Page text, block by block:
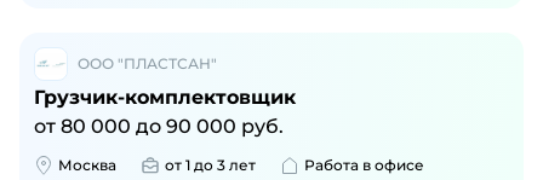
ООО "ПЛАСТСАН"
Грузчик-комплектовщик
от 80 000 до 90 000 руб.
Москва от 1 до 3 лет
Работа в офисе